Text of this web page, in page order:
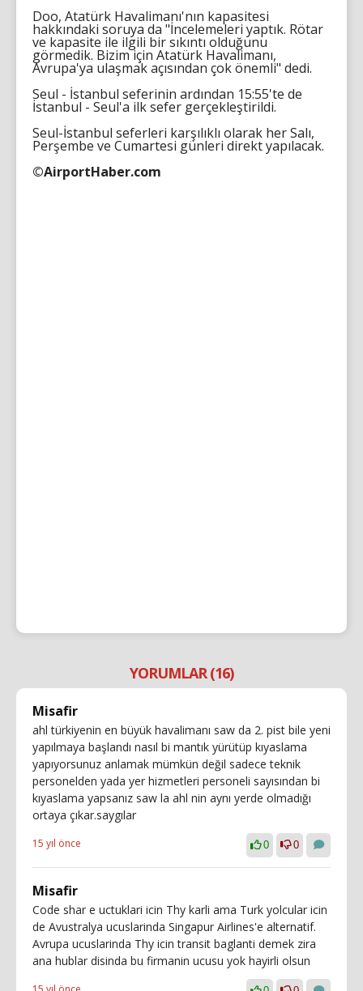
Doo, Atatürk Havalimanı'nın kapasitesi
hakkındaki soruya da "İncelemeleri yaptık. Rötar
ve kapasite ile ilgili bir sıkıntı olduğunu
görmedik. Bizim için Atatürk Havalimanı,
Avrupa'ya ulaşmak açısından çok önemli" dedi.
Seul - İstanbul seferinin ardından 15:55'te de
İstanbul - Seul'a ilk sefer gerçekleştirildi.
Seul-İstanbul seferleri karşılıklı olarak her Salı,
Perşembe ve Cumartesi günleri direkt yapılacak.
©AirportHaber.com
YORUMLAR (16)
Misafir
ahl türkiyenin en büyük havalimanı saw da 2. pist bile yeni
yapılmaya başlandı nasıl bi mantık yürütüp kıyaslama
yapıyorsunuz anlamak mümkün değil sadece teknik
personelden yada yer hizmetleri personeli sayısından bi
kıyaslama yapsanız saw la ahl nin aynı yerde olmadığı
ortaya çıkar.saygılar
15 yıl önce 0 0
Misafir
Code shar e uctuklari icin Thy karli ama Turk yolcular icin
de Avustralya ucuslarinda Singapur Airlines'e alternatif.
Avrupa ucuslarinda Thy icin transit baglanti demek zira
ana hublar disinda bu firmanin ucusu yok hayirli olsun